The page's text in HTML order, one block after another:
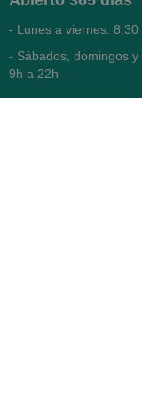
- Lunes a viernes: 8.30
- Sábados, domingos y
9h a 22h